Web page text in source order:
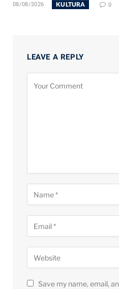
08/08/2026 KULTURA 0
LEAVE A REPLY
Save my name, email,